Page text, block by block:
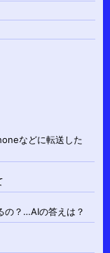
などに転送した
の？…AIの答えは？